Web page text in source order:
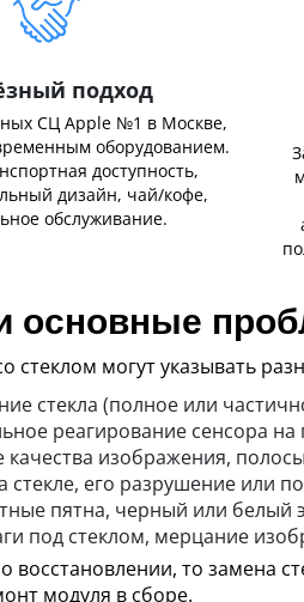
подход
СЦ Apple №1 в Москве,
оборудованием.
доступность,
дизайн, чай/кофе,
обслуживание.
основные
стеклом могут указывать
стекла (полное или
реагирование сенсора
изображения,
стекле, его разрушение или
пятна, черный или белый
под стеклом, мерцание
восстановлении, то замена
модуля в сборе.